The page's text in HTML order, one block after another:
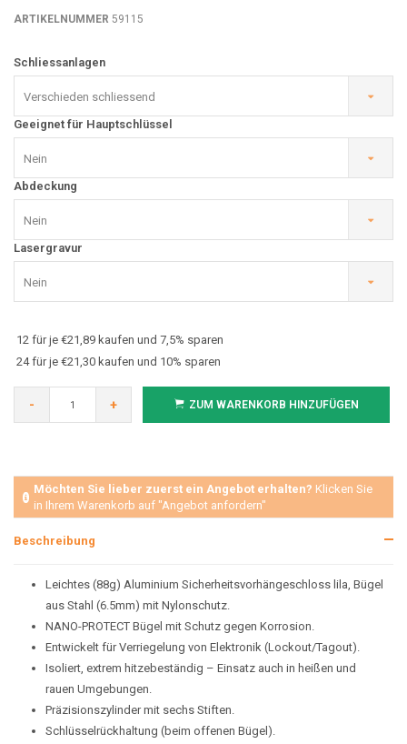
ARTIKELNUMMER 59115
Schliessanlagen
Verschieden schliessend
Geeignet für Hauptschlüssel
Nein
Abdeckung
Nein
Lasergravur
Nein
12 für je €21,89 kaufen und 7,5% sparen
24 für je €21,30 kaufen und 10% sparen
- + ZUM WARENKORB HINZUFÜGEN
Möchten Sie lieber zuerst ein Angebot erhalten? Klicken Sie
in Ihrem Warenkorb auf "Angebot anfordern"
Beschreibung
Leichtes (88g) Aluminium Sicherheitsvorhängeschloss lila, Bügel
aus Stahl (6.5mm) mit Nylonschutz.
NANO-PROTECT Bügel mit Schutz gegen Korrosion.
Entwickelt für Verriegelung von Elektronik (Lockout/Tagout).
Isoliert, extrem hitzebeständig – Einsatz auch in heißen und
rauen Umgebungen.
Präzisionszylinder mit sechs Stiften.
Schlüsselrückhaltung (beim offenen Bügel).